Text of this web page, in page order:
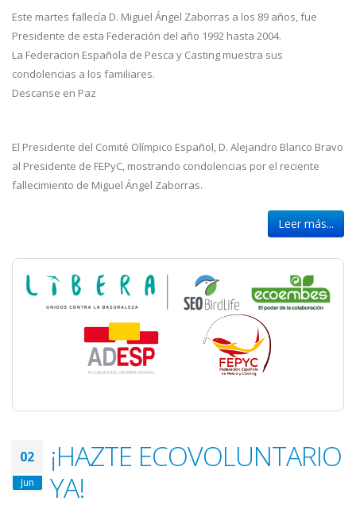
Este martes fallecía D. Miguel Ángel Zaborras a los 89 años, fue
Presidente de esta Federación del año 1992 hasta 2004.
La Federacion Española de Pesca y Casting muestra sus
condolencias a los familiares.
Descanse en Paz
El Presidente del Comité Olímpico Español, D. Alejandro Blanco Bravo
al Presidente de FEPyC, mostrando condolencias por el reciente
fallecimiento de Miguel Ángel Zaborras.
Leer más...
02
Jun
¡HAZTE ECOVOLUNTARIO
YA!